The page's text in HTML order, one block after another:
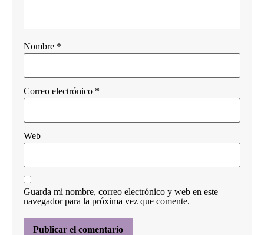
Nombre *
Correo electrónico *
Web
Guarda mi nombre, correo electrónico y web en este
navegador para la próxima vez que comente.